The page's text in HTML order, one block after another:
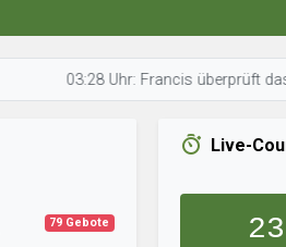
03:28 Uhr: Francis überprüft das
79 Gebote
Live-